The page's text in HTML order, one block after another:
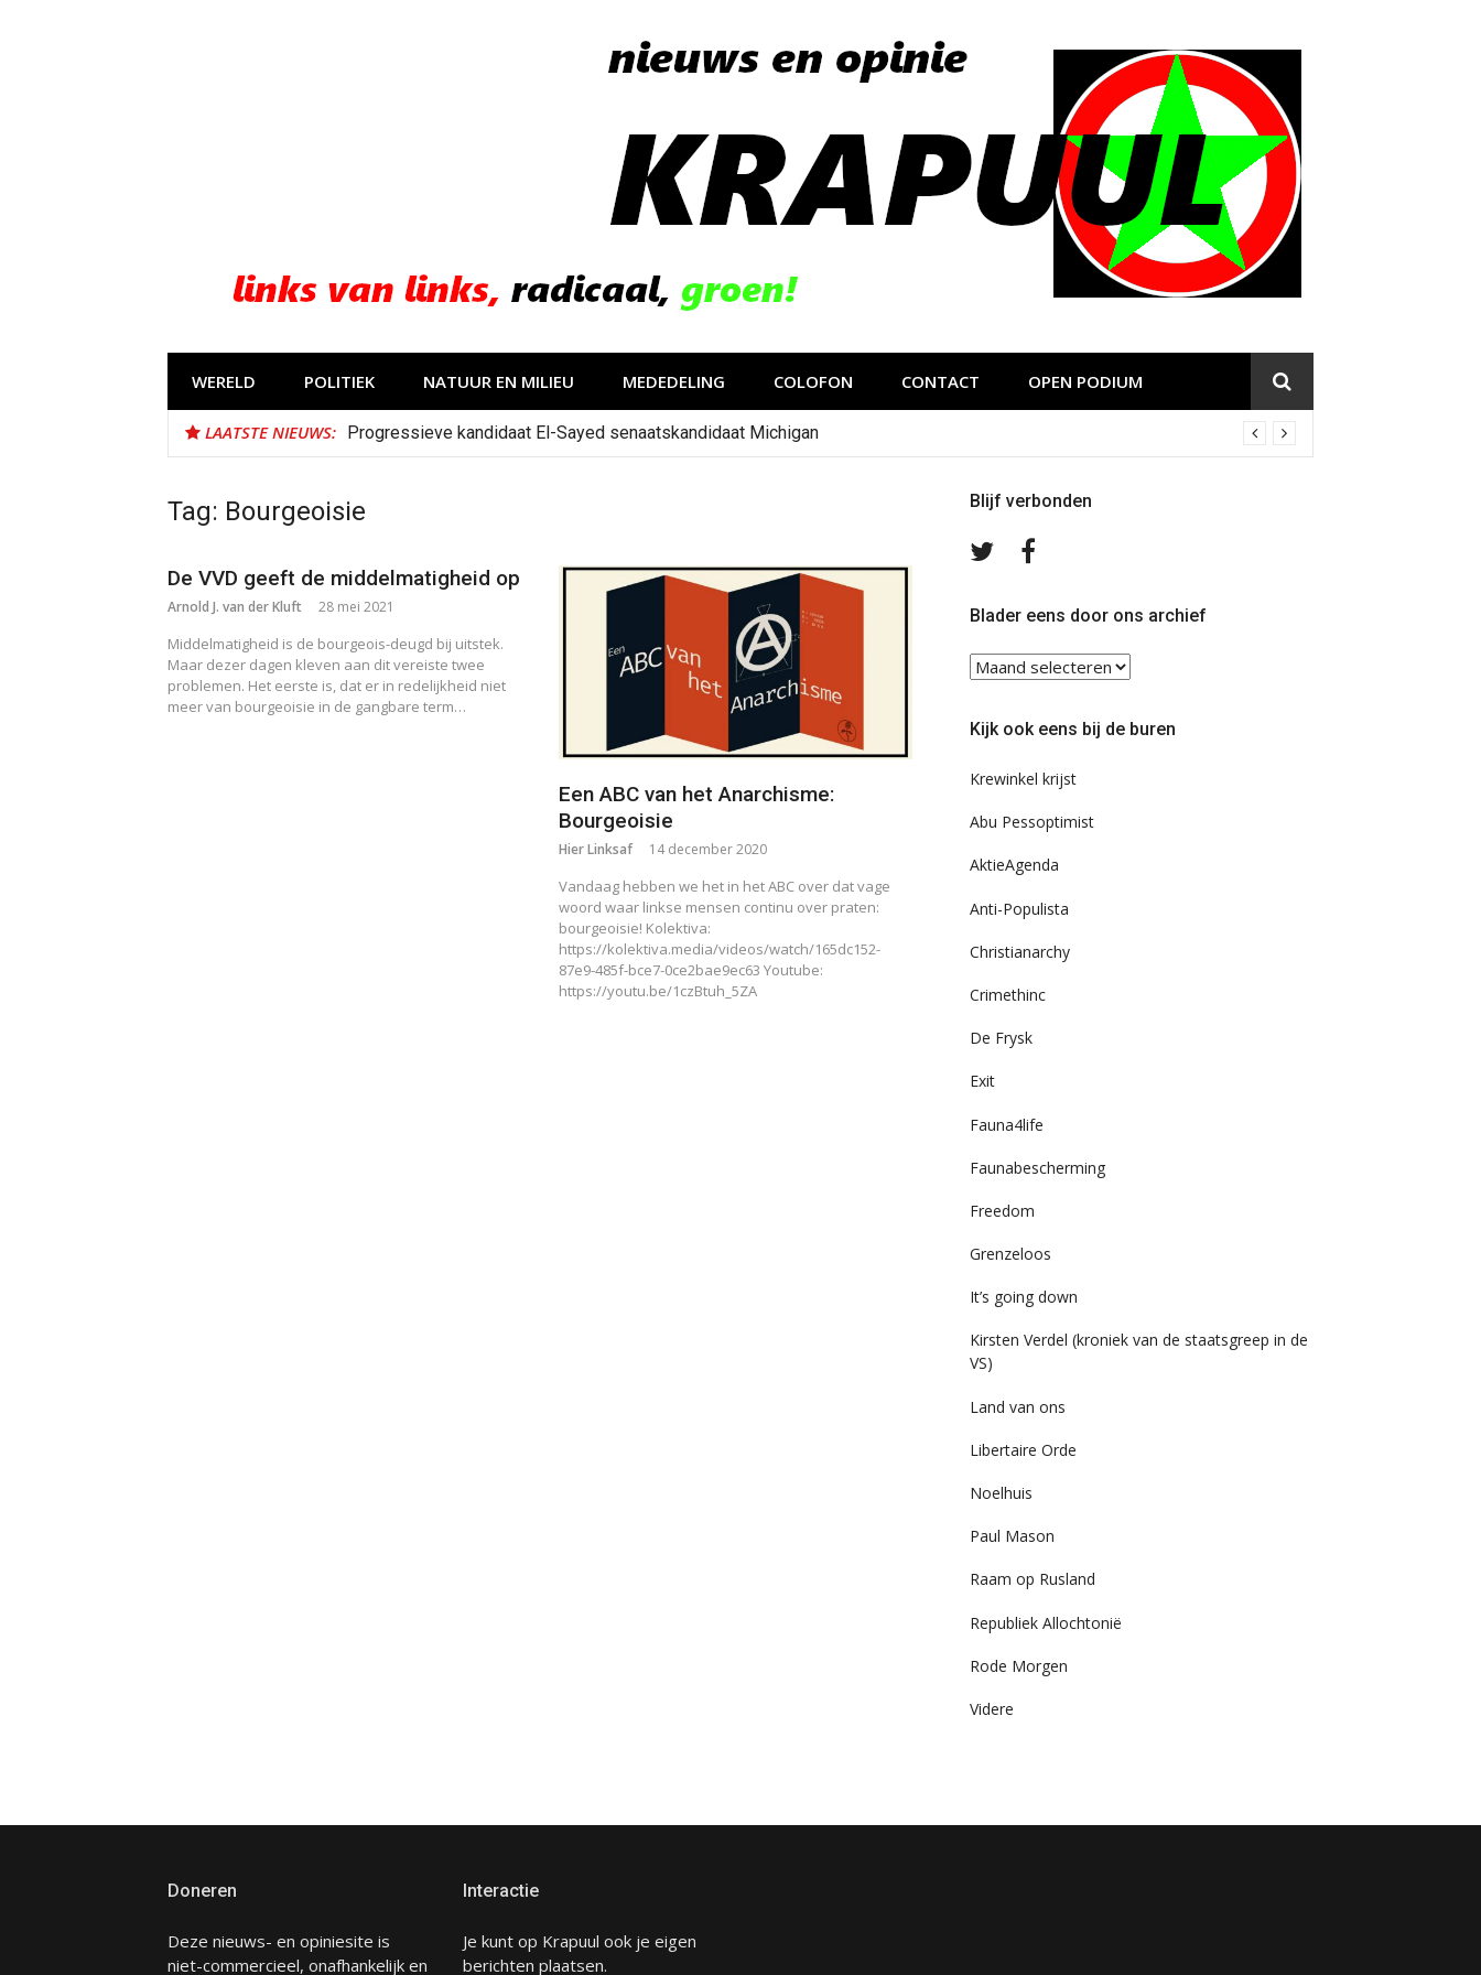
WERELD POLITIEK NATUUR EN MILIEU MEDEDELING COLOFON CONTACT OPEN PODIUM
LAATSTE NIEUWS: Progressieve kandidaat El-Sayed senaatskandidaat Michigan
Tag: Bourgeoisie
De VVD geeft de middelmatigheid op
Arnold J. van der Kluft 28 mei 2021
Middelmatigheid is de bourgeois-deugd bij uitstek.
Maar dezer dagen kleven aan dit vereiste twee
problemen. Het eerste is, dat er in redelijkheid niet
meer van bourgeoisie in de gangbare term…
Een ABC van het Anarchisme:
Bourgeoisie
Hier Linksaf 14 december 2020
Vandaag hebben we het in het ABC over dat vage
woord waar linkse mensen continu over praten:
bourgeoisie! Kolektiva:
https://kolektiva.media/videos/watch/165dc152-
87e9-485f-bce7-0ce2bae9ec63 Youtube:
https://youtu.be/1czBtuh_5ZA
Blijf verbonden
Volg
TwitterFacebook
Blader eens door ons archief
Blader
eens
ons
Kijk ook eens bij de buren
Krewinkel krijst
Abu Pessoptimist
AktieAgenda
Anti-Populista
Christianarchy
Crimethinc
De Frysk
Exit
Fauna4life
Faunabescherming
Freedom
Grenzeloos
It’s going down
Kirsten Verdel (kroniek van de staatsgreep in de
VS)
Land van ons
Libertaire Orde
Noelhuis
Paul Mason
Raam op Rusland
Republiek Allochtonië
Rode Morgen
Videre
Doneren
Deze nieuws- en opiniesite is
niet-commercieel, onafhankelijk en
Interactie
Je kunt op Krapuul ook je eigen
berichten plaatsen.